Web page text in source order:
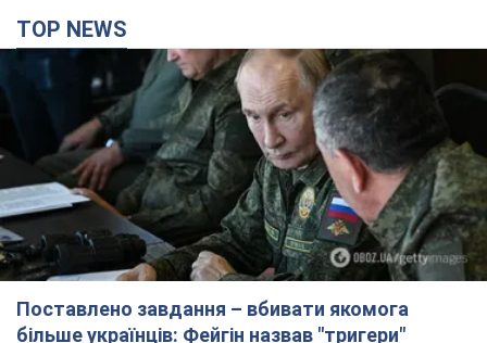
TOP NEWS
Поставлено завдання – вбивати якомога
більше українців: Фейгін назвав "тригери"